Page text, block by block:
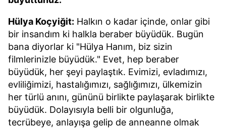
toplumu hizmetlerinin sunulması amacıyla
kullanılmaktadır. Diğer çerezler, sitemizin daha işlevsel
kılınması ve kişiselleştirilmesi ve sizlere yönelik
reklam/pazarlama faaliyetlerinin yapılması, amaçlarıyla
sınırlı olarak açık rızanız dahilinde kullanılacaktır.
Çerezlere ilişkin tercihlerinizi aşağıda yer alan panel
vasıtasıyla belirleyebilirsiniz. Çerezlere ilişkin detaylı bilgi
için Ayarlar butonuna tıklayabilir,Çerez Bilgilendirme
Metnimiziziyaret edebilirsiniz.
Hülya Koçyiğit: Halkın o kadar içinde, onlar gibi
bir insandım ki halkla beraber büyüdük. Bugün
bana diyorlar ki "Hülya Hanım, biz sizin
filmlerinizle büyüdük." Evet, hep beraber
büyüdük, her şeyi paylaştık. Evimizi, evladımızı,
evliliğimizi, hastalığımızı, sağlığımızı, ülkemizin
her türlü anını, gününü birlikte paylaşarak birlikte
büyüdük. Dolayısıyla belli bir olgunluğa,
tecrübeye, anlayışa gelip de anneanne olmak